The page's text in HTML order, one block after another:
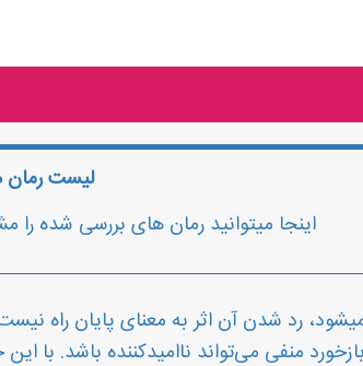
لیست
اینجا میتوانید رمان های بررسی شده
رد شدن آن اثر به معنای پایان راه
منفی می‌تواند ناامیدکننده باشد. با